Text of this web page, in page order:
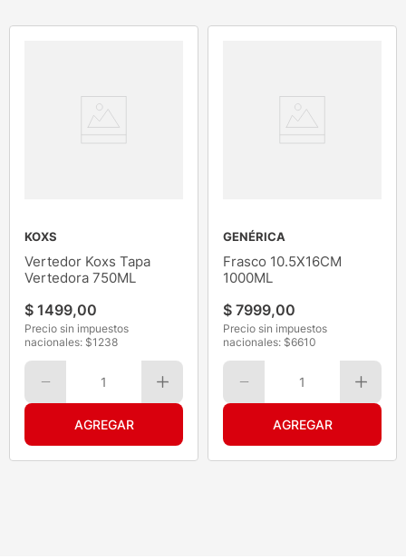
KOXS
Vertedor Koxs Tapa
Vertedora 750ML
$ 1499,00
Precio sin impuestos
nacionales: $1238
1
GENÉRICA
Frasco 10.5X16CM
1000ML
$ 7999,00
Precio sin impuestos
nacionales: $6610
1